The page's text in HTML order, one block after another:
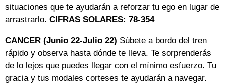
situaciones que te ayudarán a reforzar tu ego en lugar de
arrastrarlo. CIFRAS SOLARES: 78-354
CANCER (Junio 22-Julio 22) Súbete a bordo del tren
rápido y observa hasta dónde te lleva. Te sorprenderás
de lo lejos que puedes llegar con el mínimo esfuerzo. Tu
gracia y tus modales corteses te ayudarán a navegar.